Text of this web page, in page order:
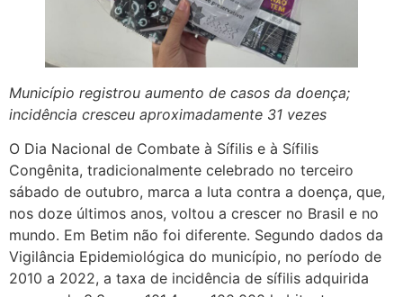
Município registrou aumento de casos da doença;
incidência cresceu aproximadamente 31 vezes
O Dia Nacional de Combate à Sífilis e à Sífilis
Congênita, tradicionalmente celebrado no terceiro
sábado de outubro, marca a luta contra a doença, que,
nos doze últimos anos, voltou a crescer no Brasil e no
mundo. Em Betim não foi diferente. Segundo dados da
Vigilância Epidemiológica do município, no período de
2010 a 2022, a taxa de incidência de sífilis adquirida